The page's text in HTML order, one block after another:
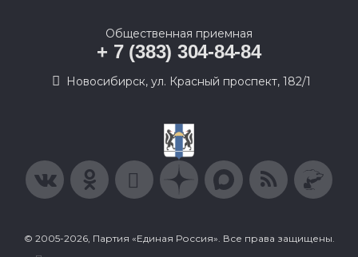
Общественная приемная
+ 7 (383) 304-84-84
Новосибирск, ул. Красный проспект, 182/1
© 2005-2026, Партия «Единая Россия». Все права защищены.